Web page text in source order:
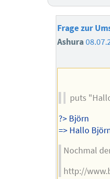
Frage zur
Ashura
puts
?> Björn
=> Hallo
Nochmal
http://